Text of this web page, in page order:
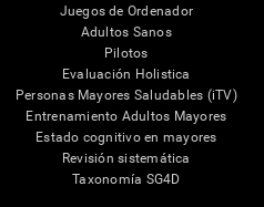
Juegos de Ordenador
Adultos Sanos
Pilotos
Evaluación Holistica
Personas Mayores Saludables (iTV)
Entrenamiento Adultos Mayores
Estado cognitivo en mayores
Revisión sistemática
Taxonomía SG4D